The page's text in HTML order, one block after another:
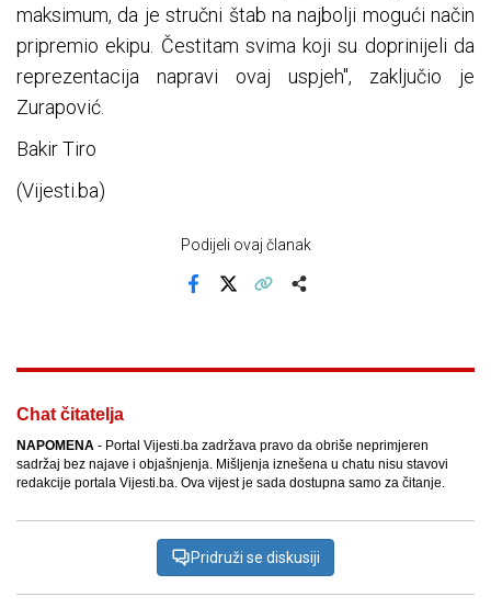
maksimum, da je stručni štab na najbolji mogući način
pripremio ekipu. Čestitam svima koji su doprinijeli da
reprezentacija napravi ovaj uspjeh", zaključio je
Zurapović.
Bakir Tiro
(Vijesti.ba)
Podijeli ovaj članak
Chat čitatelja
NAPOMENA - Portal Vijesti.ba zadržava pravo da obriše neprimjeren
sadržaj bez najave i objašnjenja. Mišljenja iznešena u chatu nisu stavovi
redakcije portala Vijesti.ba. Ova vijest je sada dostupna samo za čitanje.
Pridruži se diskusiji